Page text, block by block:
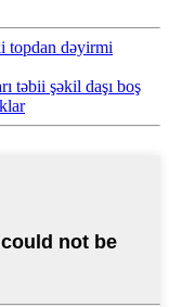
topdan dəyirmi
təbii şəkil daşı boş